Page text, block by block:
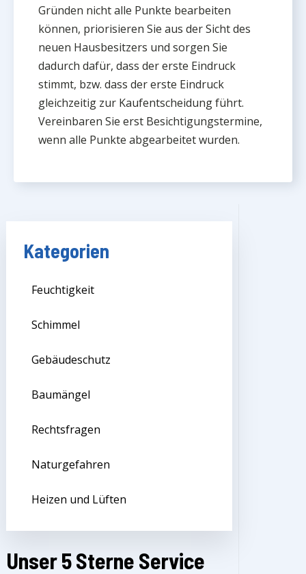
Gründen nicht alle Punkte bearbeiten
können, priorisieren Sie aus der Sicht des
neuen Hausbesitzers und sorgen Sie
dadurch dafür, dass der erste Eindruck
stimmt, bzw. dass der erste Eindruck
gleichzeitig zur Kaufentscheidung führt.
Vereinbaren Sie erst Besichtigungstermine,
wenn alle Punkte abgearbeitet wurden.
Kategorien
Feuchtigkeit
Schimmel
Gebäudeschutz
Baumängel
Rechtsfragen
Naturgefahren
Heizen und Lüften
Unser 5 Sterne Service